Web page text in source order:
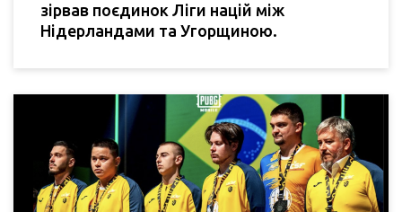
зірвав поєдинок Ліги націй між
Нідерландами та Угорщиною.